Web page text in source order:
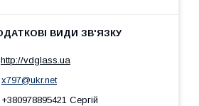
http://vdglass.ua
x797@ukr.net
+380978895421 Сергій